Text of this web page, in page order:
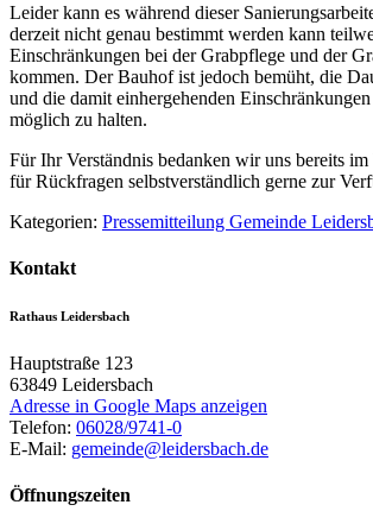
Leider kann es während dieser
derzeit nicht genau bestimmt werden kann
Einschränkungen bei der Grabpflege und der
kommen. Der Bauhof ist jedoch bemüht, die
und die damit einhergehenden
möglich zu halten.
Für Ihr Verständnis bedanken wir uns bereits im
für Rückfragen selbstverständlich gerne zur
Kategorien: Pressemitteilung Gemeinde
Kontakt
Rathaus Leidersbach
Hauptstraße 123
63849 Leidersbach
Adresse in Google Maps anzeigen
Telefon: 06028/9741-0
E-Mail: gemeinde@leidersbach.de
Öffnungszeiten